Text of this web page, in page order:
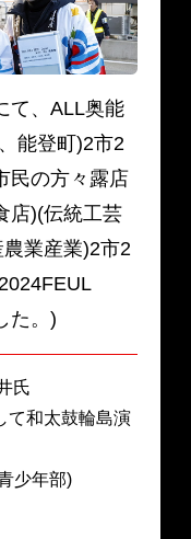
て、ALL奥能
能登町)2市2
民の方々露店
店)(伝統工芸
業産業)2市2
た。)
氏
て和太鼓輪島演
少年部)